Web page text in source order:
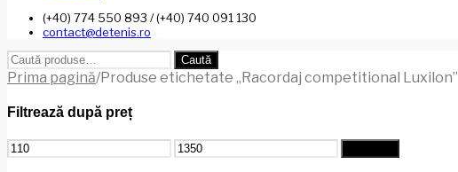
(+40) 774 550 893 / (+40) 740 091 130
contact@detenis.ro
Caută
după:
Caută
Prima pagină/Produse etichetate „Racordaj competitional Luxilon”
Filtrează după preț
Preț
minim
Preț
maxim